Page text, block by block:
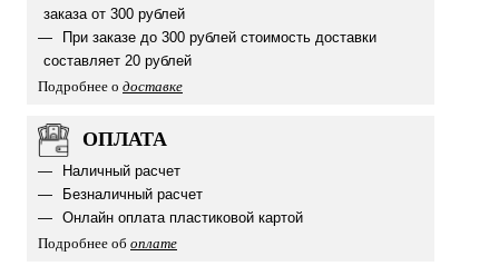
заказа от 300 рублей
При заказе до 300 рублей стоимость доставки
составляет 20 рублей
Подробнее о доставке
ОПЛАТА
Наличный расчет
Безналичный расчет
Онлайн оплата пластиковой картой
Подробнее об оплате